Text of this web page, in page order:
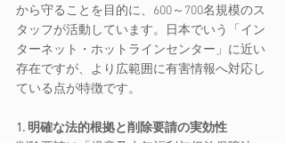
から守ることを目的に、600～700名規模のス
タッフが活動しています。日本でいう「イン
ターネット・ホットラインセンター」に近い
存在ですが、より広範囲に有害情報へ対応し
ている点が特徴です。
1. 明確な法的根拠と削除要請の実効性